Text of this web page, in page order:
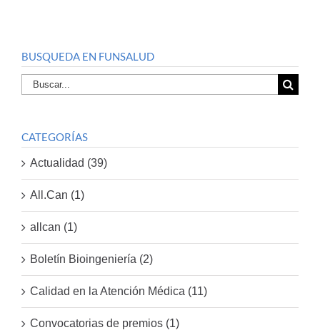
BUSQUEDA EN FUNSALUD
Buscar
por:
CATEGORÍAS
Actualidad (39)
All.Can (1)
allcan (1)
Boletín Bioingeniería (2)
Calidad en la Atención Médica (11)
Convocatorias de premios (1)